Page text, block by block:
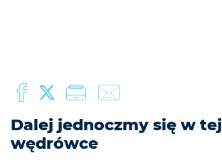
Dalej jednoczmy się w tej
wędrówce